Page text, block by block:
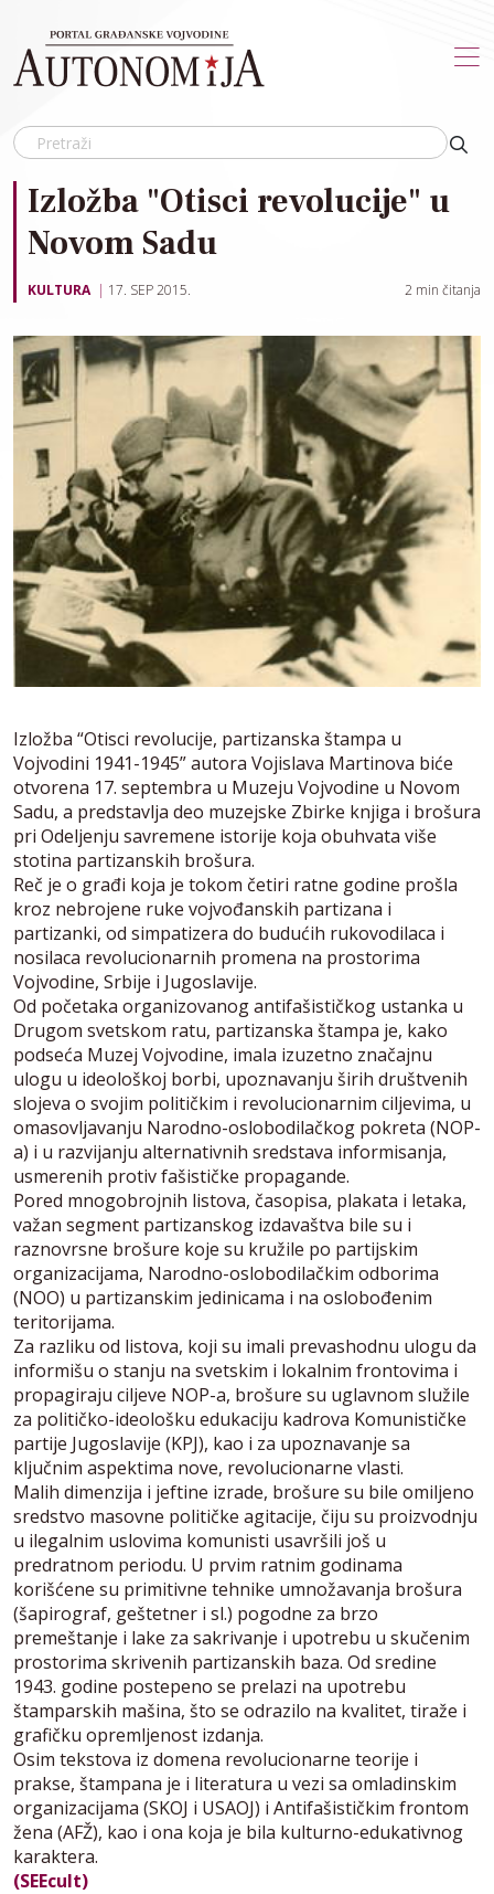
Izložba "Otisci revolucije" u
Novom Sadu
KULTURA 17. SEP 2015. 2 min čitanja
Izložba “Otisci revolucije, partizanska štampa u
Vojvodini 1941-1945” autora Vojislava Martinova biće
otvorena 17. septembra u Muzeju Vojvodine u Novom
Sadu, a predstavlja deo muzejske Zbirke knjiga i brošura
pri Odeljenju savremene istorije koja obuhvata više
stotina partizanskih brošura.
Reč je o građi koja je tokom četiri ratne godine prošla
kroz nebrojene ruke vojvođanskih partizana i
partizanki, od simpatizera do budućih rukovodilaca i
nosilaca revolucionarnih promena na prostorima
Vojvodine, Srbije i Jugoslavije.
Od početaka organizovanog antifašističkog ustanka u
Drugom svetskom ratu, partizanska štampa je, kako
podseća Muzej Vojvodine, imala izuzetno značajnu
ulogu u ideološkoj borbi, upoznavanju širih društvenih
slojeva o svojim političkim i revolucionarnim ciljevima, u
omasovljavanju Narodno-oslobodilačkog pokreta (NOP-
a) i u razvijanju alternativnih sredstava informisanja,
usmerenih protiv fašističke propagande.
Pored mnogobrojnih listova, časopisa, plakata i letaka,
važan segment partizanskog izdavaštva bile su i
raznovrsne brošure koje su kružile po partijskim
organizacijama, Narodno-oslobodilačkim odborima
(NOO) u partizanskim jedinicama i na oslobođenim
teritorijama.
Za razliku od listova, koji su imali prevashodnu ulogu da
informišu o stanju na svetskim i lokalnim frontovima i
propagiraju ciljeve NOP-a, brošure su uglavnom služile
za političko-ideološku edukaciju kadrova Komunističke
partije Jugoslavije (KPJ), kao i za upoznavanje sa
ključnim aspektima nove, revolucionarne vlasti.
Malih dimenzija i jeftine izrade, brošure su bile omiljeno
sredstvo masovne političke agitacije, čiju su proizvodnju
u ilegalnim uslovima komunisti usavršili još u
predratnom periodu. U prvim ratnim godinama
korišćene su primitivne tehnike umnožavanja brošura
(šapirograf, geštetner i sl.) pogodne za brzo
premeštanje i lake za sakrivanje i upotrebu u skučenim
prostorima skrivenih partizanskih baza. Od sredine
1943. godine postepeno se prelazi na upotrebu
štamparskih mašina, što se odrazilo na kvalitet, tiraže i
grafičku opremljenost izdanja.
Osim tekstova iz domena revolucionarne teorije i
prakse, štampana je i literatura u vezi sa omladinskim
organizacijama (SKOJ i USAOJ) i Antifašističkim frontom
žena (AFŽ), kao i ona koja je bila kulturno-edukativnog
karaktera.
(SEEcult)